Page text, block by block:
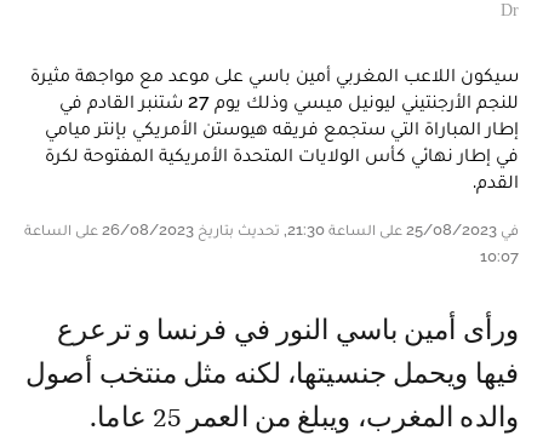
Dr
سيكون اللاعب المغربي أمين باسي على موعد مع مواجهة مثيرة
للنجم الأرجنتيني ليونيل ميسي وذلك يوم 27 شتنبر القادم في
إطار المباراة التي ستجمع فريقه هيوستن الأمريكي بإنتر ميامي
في إطار نهائي كأس الولايات المتحدة الأمريكية المفتوحة لكرة
القدم.
في 25/08/2023 على الساعة 21:30, تحديث بتاريخ 26/08/2023 على الساعة
10:07
و رأى أمين باسي النور في فرنسا و ترعرع
فيها ويحمل جنسيتها، لكنه مثل منتخب أصول
والده المغرب، ويبلغ من العمر 25 عاما.